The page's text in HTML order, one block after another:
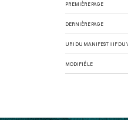
PREMIÈRE PAGE
DERNIÈRE PAGE
URI DU MANIFEST IIIF DU
MODIFIÉ LE